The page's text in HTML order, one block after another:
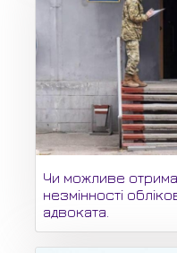
Чи можливе
незмінності
адвоката.